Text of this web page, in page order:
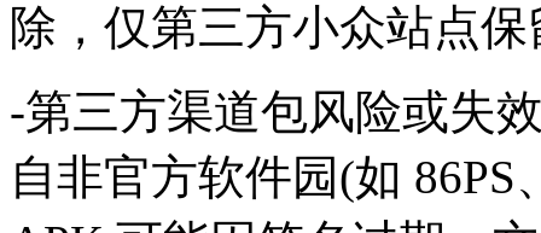
除，仅第三方小众站点
-‌第三方渠道包风险或失
自非官方软件园(如